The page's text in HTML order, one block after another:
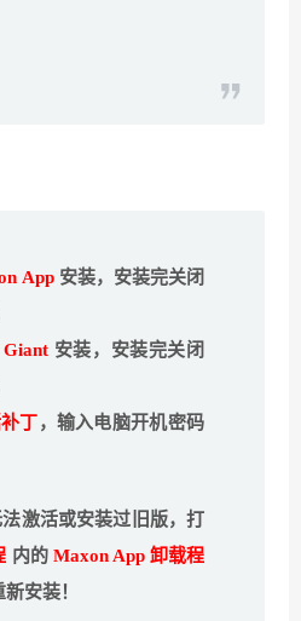
App安装，安装完关闭
Giant 安装，安装完关闭
丁，输入电脑开机密码
激活或安装过旧版，打
内的 Maxon App 卸载程
安装！